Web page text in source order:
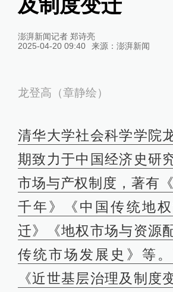
及制度变迁
澎湃新闻记者 郑诗亮
2025-04-20 09:40
来源： 澎湃新闻
龙登高（章静绘）
清华大学社会科学学院
期致力于中国经济史研
市场与产权制度，著有
千年》《中国传统地
迁》《地权市场与资源
传统市场发展史》等
《近世基层治理及制度